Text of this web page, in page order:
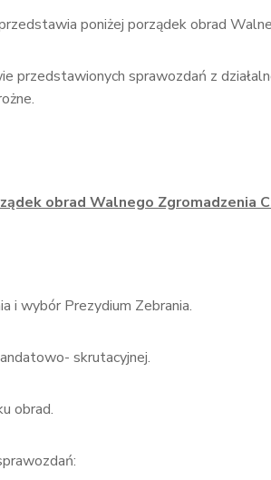
poniżej porządek obrad
przedstawionych sprawozdań z
obrad Walnego Zgromadzenia
i wybór Prezydium Zebrania.
skrutacyjnej.
obrad.